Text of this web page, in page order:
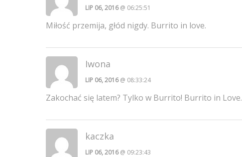
LIP 06, 2016@ 06:25:51
Miłość przemija, głód nigdy. Burrito in love.
Iwona
LIP 06, 2016@ 08:33:24
Zakochać się latem? Tylko w Burrito! Burrito in Love.
kaczka
LIP 06, 2016@ 09:23:43